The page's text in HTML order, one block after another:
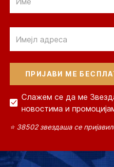
Слажем се да ме
новостима и
⭐ 38502 звездаша се